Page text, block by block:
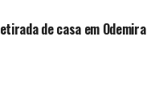
de casa em Odemira